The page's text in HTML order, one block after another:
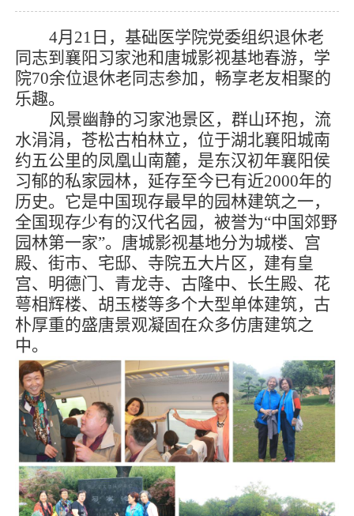
4月21日，基础医学院党委组织退休老
同志到襄阳习家池和唐城影视基地春游，学
院70余位退休老同志参加，畅享老友相聚的
乐趣。
风景幽静的习家池景区，群山环抱，流
水涓涓，苍松古柏林立，位于湖北襄阳城南
约五公里的凤凰山南麓，是东汉初年襄阳侯
习郁的私家园林，延存至今已有近2000年的
历史。它是中国现存最早的园林建筑之一，
全国现存少有的汉代名园，被誉为“中国郊野
园林第一家”。唐城影视基地分为城楼、宫
殿、街市、宅邸、寺院五大片区，建有皇
宫、明德门、青龙寺、古隆中、长生殿、花
萼相辉楼、胡玉楼等多个大型单体建筑，古
朴厚重的盛唐景观凝固在众多仿唐建筑之
中。